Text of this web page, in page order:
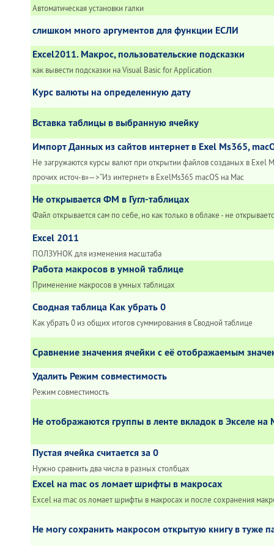
Автоматическая установки галки
слишком много аргументов для функции ЕСЛИ
Excel2011. Макрос, пользовательские подсказки
как вывести подсказки на Visual Basic for Application
Курс валюты на определенную дату
Вставка таблицы в выбранную ячейку
Импорт Данных из сайтов интернет в Exel Ms365,
Не загружаются курсы валют при открытии файлов созданых в Exel
прочих источ-в»—>”Из интернет» в ExelMs365 macOS на Mac
Не открывается ФМ в Гугл-таблицах
Файл открывается сам по себе, но как только в облаке - не
Excel 2011
ПОЛЗУНОК для изменения масштаба
Работа макросов в умной таблице
Применение макросов в умных таблицах
Сводная таблица Как убрать 0
Как убрать 0 из общих итогов суммирования в Сводной таблице
Сравнение значения ячейки с её отображаемым
Удалить Режим совместимость
Режим совместимость
Не отображаются группы в ленте вкладок в Экселе на
Пустая ячейка считается за 0
Нужно сравнить два числа в разных столбцах
Excel на mac os ломает шрифты в макросах
Excel на mac os ломает шрифты в макросах и после сохранения
Не могу сохранить макросом открытую книгу в туже